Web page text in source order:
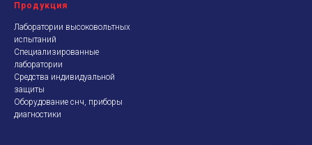
Продукция
Лаборатории высоковольтных
испытаний
Специализированные
лаборатории
Средства индивидуальной
защиты
Оборудование снч, приборы
диагностики